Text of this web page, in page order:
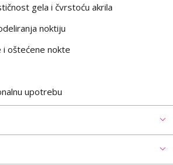
gela i čvrstoću akrila
noktiju
i oštećene nokte
upotrebu